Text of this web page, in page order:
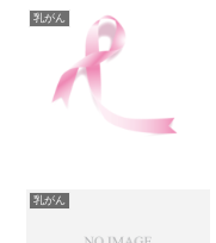
乳がん
乳がん